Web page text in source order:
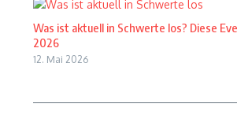
Was ist aktuell in Schwerte los? Diese
2026
12. Mai 2026